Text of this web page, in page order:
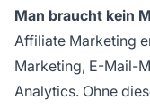
Man braucht kein
Affiliate Marketing
Marketing, E-Mail-
Analytics. Ohne